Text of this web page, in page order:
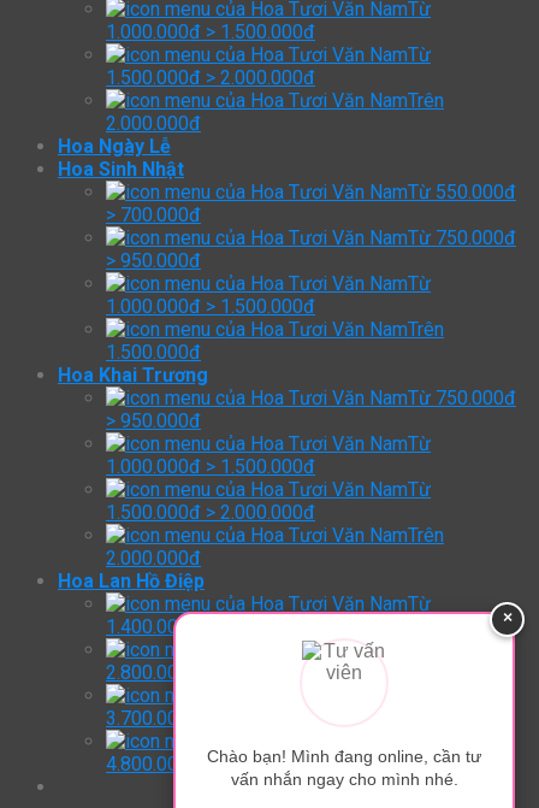
Từ
1.000.000đ > 1.500.000đ
Từ
1.500.000đ > 2.000.000đ
Trên
2.000.000đ
Hoa Ngày Lễ
Hoa Sinh Nhật
Từ 550.000đ
> 700.000đ
Từ 750.000đ
> 950.000đ
Từ
1.000.000đ > 1.500.000đ
Trên
1.500.000đ
Hoa Khai Trương
Từ 750.000đ
> 950.000đ
Từ
1.000.000đ > 1.500.000đ
Từ
1.500.000đ > 2.000.000đ
Trên
2.000.000đ
Hoa Lan Hồ Điệp
Từ
1.400.000đ > 2.800.000đ
2.800.000đ > 3.700.000đ
3.700.000đ > 4.800.000đ
4.800.000đ
×
Chào bạn! Mình đang online, cần tư
vấn nhắn ngay cho mình nhé.